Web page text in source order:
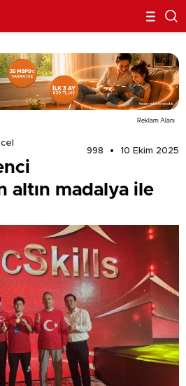
Reklam Alanı
998
10 Ekim 2025
altın madalya ile